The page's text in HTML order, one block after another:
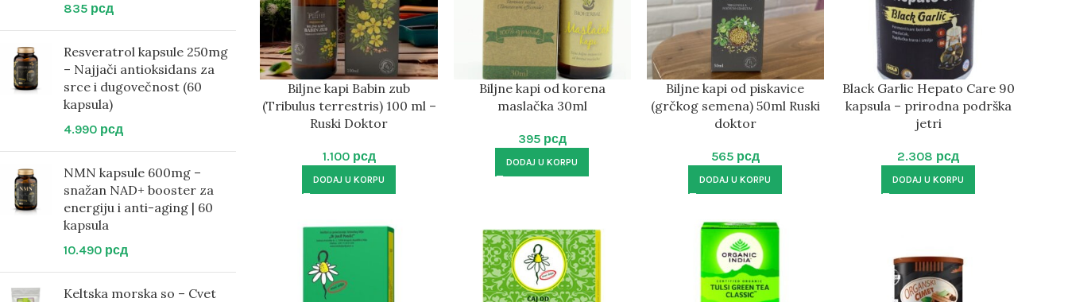
835 рсд
Resveratrol kapsule 250mg
– Najjači antioksidans za
srce i dugovečnost (60
kapsula)
4.990 рсд
NMN kapsule 600mg –
snažan NAD+ booster za
energiju i anti-aging | 60
kapsula
10.490 рсд
Keltska morska so – Cvet
Biljne kapi Babin zub
(Tribulus terrestris) 100 ml –
Ruski Doktor
1.100 рсд
DODAJ U KORPU
Biljne kapi od korena
maslačka 30ml
395 рсд
DODAJ U KORPU
Biljne kapi od piskavice
(grčkog semena) 50ml Ruski
doktor
565 рсд
DODAJ U KORPU
Black Garlic Hepato Care 90
kapsula – prirodna podrška
jetri
2.308 рсд
DODAJ U KORPU